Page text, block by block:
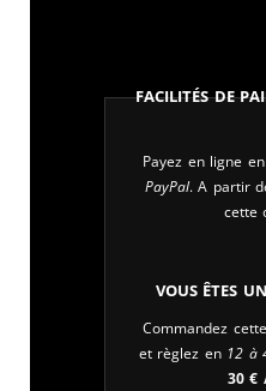
Facilités de
Payez en ligne
PayPal. A partir
cette
Vous êtes
Commandez
et règlez en 12 à
30€